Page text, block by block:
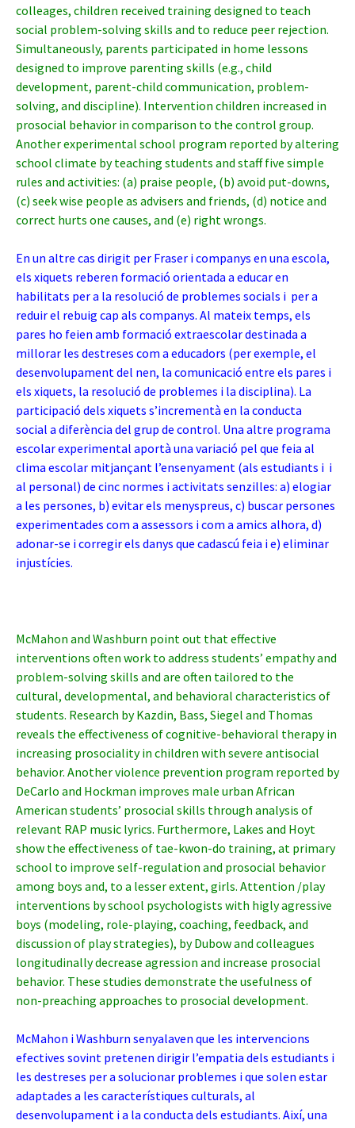
colleages, children received training designed to teach
social problem-solving skills and to reduce peer rejection.
Simultaneously, parents participated in home lessons
designed to improve parenting skills (e.g., child
development, parent-child communication, problem-
solving, and discipline). Intervention children increased in
prosocial behavior in comparison to the control group.
Another experimental school program reported by altering
school climate by teaching students and staff five simple
rules and activities: (a) praise people, (b) avoid put-downs,
(c) seek wise people as advisers and friends, (d) notice and
correct hurts one causes, and (e) right wrongs.
En un altre cas dirigit per Fraser i companys en una escola,
els xiquets reberen formació orientada a educar en
habilitats per a la resolució de problemes socials i per a
reduir el rebuig cap als companys. Al mateix temps, els
pares ho feien amb formació extraescolar destinada a
millorar les destreses com a educadors (per exemple, el
desenvolupament del nen, la comunicació entre els pares i
els xiquets, la resolució de problemes i la disciplina). La
participació dels xiquets s’incrementà en la conducta
social a diferència del grup de control. Una altre programa
escolar experimental aportà una variació pel que feia al
clima escolar mitjançant l’ensenyament (als estudiants i i
al personal) de cinc normes i activitats senzilles: a) elogiar
a les persones, b) evitar els menyspreus, c) buscar persones
experimentades com a assessors i com a amics alhora, d)
adonar-se i corregir els danys que cadascú feia i e) eliminar
injustícies.
McMahon and Washburn point out that effective
interventions often work to address students’ empathy and
problem-solving skills and are often tailored to the
cultural, developmental, and behavioral characteristics of
students. Research by Kazdin, Bass, Siegel and Thomas
reveals the effectiveness of cognitive-behavioral therapy in
increasing prosociality in children with severe antisocial
behavior. Another violence prevention program reported by
DeCarlo and Hockman improves male urban African
American students’ prosocial skills through analysis of
relevant RAP music lyrics. Furthermore, Lakes and Hoyt
show the effectiveness of tae-kwon-do training, at primary
school to improve self-regulation and prosocial behavior
among boys and, to a lesser extent, girls. Attention /play
interventions by school psychologists with higly agressive
boys (modeling, role-playing, coaching, feedback, and
discussion of play strategies), by Dubow and colleagues
longitudinally decrease agression and increase prosocial
behavior. These studies demonstrate the usefulness of
non-preaching approaches to prosocial development.
McMahon i Washburn senyalaven que les intervencions
efectives sovint pretenen dirigir l’empatia dels estudiants i
les destreses per a solucionar problemes i que solen estar
adaptades a les característiques culturals, al
desenvolupament i a la conducta dels estudiants. Així, una